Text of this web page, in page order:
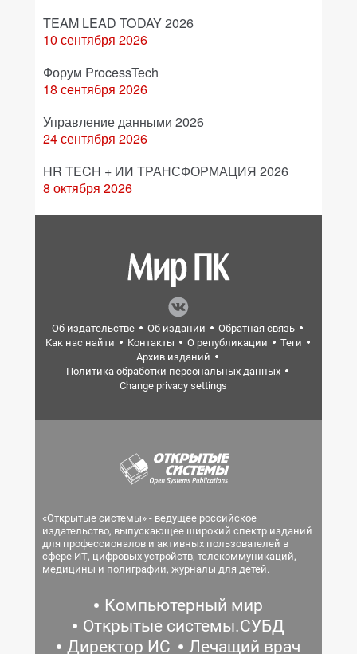
TEAM LEAD TODAY 2026
10 сентября 2026
Форум ProcessTech
18 сентября 2026
Управление данными 2026
24 сентября 2026
HR TECH + ИИ ТРАНСФОРМАЦИЯ 2026
8 октября 2026
Об издательстве Об издании
Обратная связь
Как нас найти
Контакты О републикации
Теги
Архив изданий
Политика обработки персональных данных
Change privacy settings
«Открытые системы» - ведущее российское
издательство, выпускающее широкий спектр изданий
для профессионалов и активных пользователей в
сфере ИТ, цифровых устройств, телекоммуникаций,
медицины и полиграфии, журналы для детей.
Компьютерный мир
Открытые системы.СУБД
Директор ИС
Лечащий врач